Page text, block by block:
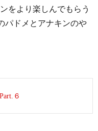
をより楽しんでもらう
パドメとアナキンのや
Part.６